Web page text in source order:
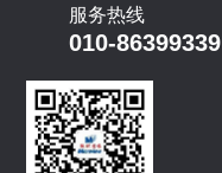
服务热线
010-86399339